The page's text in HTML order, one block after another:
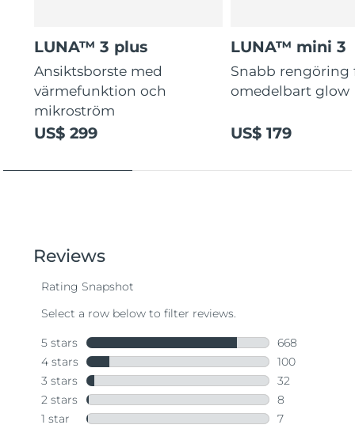
LUNA™ 3 plus
Ansiktsborste med
värmefunktion och
mikroström
US$ 299
LUNA™ mini 3
Snabb rengöring
omedelbart glow
US$ 179